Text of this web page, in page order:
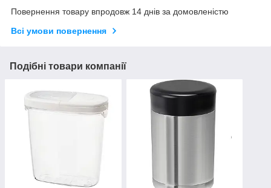
Повернення товару впродовж 14 днів за домовленістю
Всі умови повернення
Подібні товари компанії